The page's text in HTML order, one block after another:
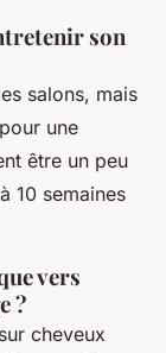
son
salons, mais
une
être un peu
10 semaines
vers
?
cheveux